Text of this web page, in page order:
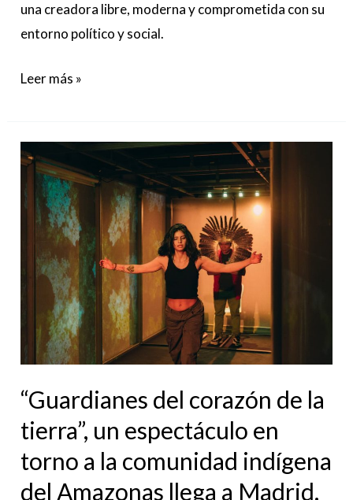
una creadora libre, moderna y comprometida con su
entorno político y social.
Leer más »
“Guardianes del corazón de la
tierra”, un espectáculo en
torno a la comunidad indígena
del Amazonas llega a Madrid.
“Guardianes
del
corazón
tierra”,
espectáculo
en
a
la
comunidad
indígena
del